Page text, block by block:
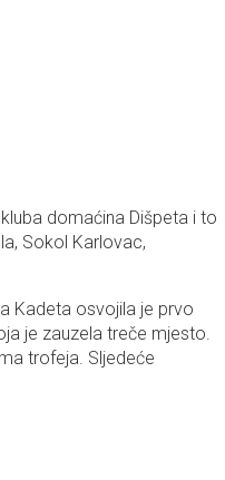
domaćina Dišpeta i to
Sokol Karlovac,
Kadeta osvojila je prvo
je zauzela treče mjesto.
trofeja. Sljedeće